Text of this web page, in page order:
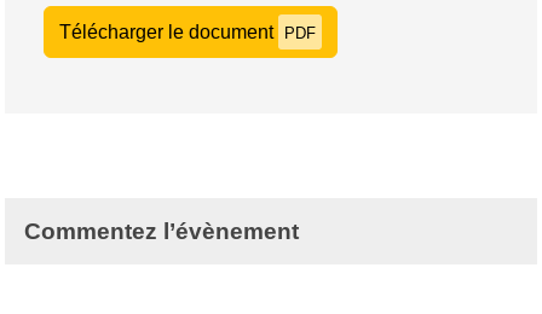
Télécharger le document PDF
Commentez l’évènement